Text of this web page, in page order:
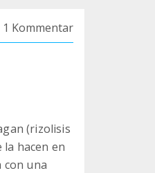
1 Kommentar
(rizolisis
hacen en
con una